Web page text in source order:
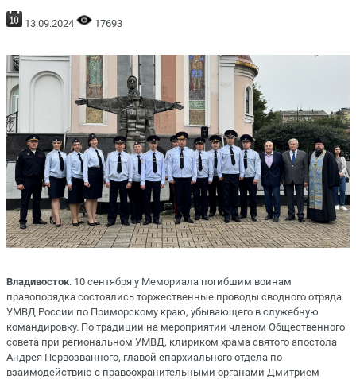
13.09.2024 17693
Владивосток. 10 сентября у Мемориала погибшим воинам
правопорядка состоялись торжественные проводы сводного отряда
УМВД России по Приморскому краю, убывающего в служебную
командировку. По традиции на мероприятии членом Общественного
совета при региональном УМВД, клириком храма святого апостола
Андрея Первозванного, главой епархиального отдела по
взаимодействию с правоохранительными органами Дмитрием